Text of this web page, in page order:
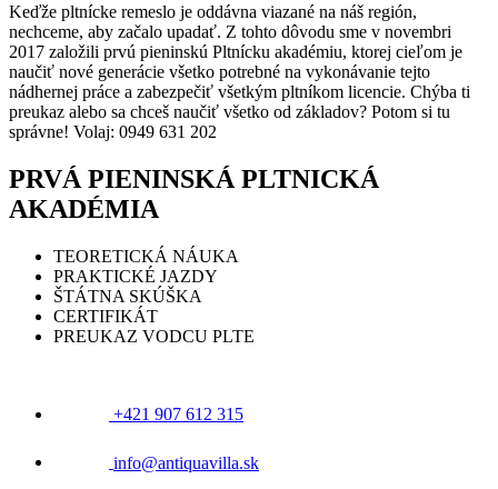
Keďže pltnícke remeslo je oddávna viazané na náš región,
nechceme, aby začalo upadať. Z tohto dôvodu sme v novembri
2017 založili prvú pieninskú Pltnícku akadémiu, ktorej cieľom je
naučiť nové generácie všetko potrebné na vykonávanie tejto
nádhernej práce a zabezpečiť všetkým pltníkom licencie. Chýba ti
preukaz alebo sa chceš naučiť všetko od základov? Potom si tu
správne! Volaj: 0949 631 202
PRVÁ PIENINSKÁ PLTNICKÁ
AKADÉMIA
TEORETICKÁ NÁUKA
PRAKTICKÉ JAZDY
ŠTÁTNA SKÚŠKA
CERTIFIKÁT
PREUKAZ VODCU PLTE
+421 907 612 315
info@antiquavilla.sk